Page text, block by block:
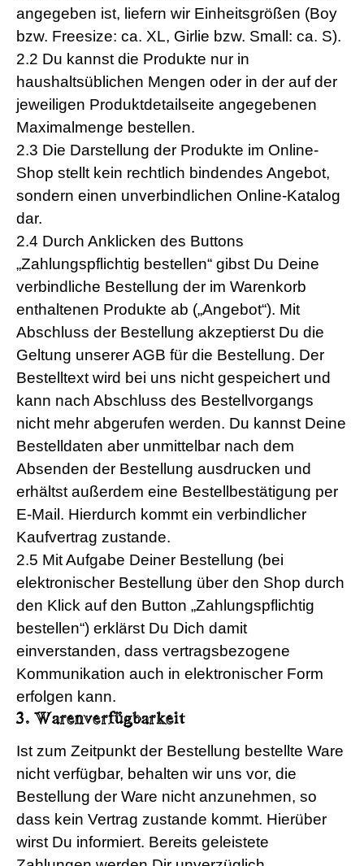
angegeben ist, liefern wir Einheitsgrößen (Boy
bzw. Freesize: ca. XL, Girlie bzw. Small: ca. S).
2.2 Du kannst die Produkte nur in
haushaltsüblichen Mengen oder in der auf der
jeweiligen Produktdetailseite angegebenen
Maximalmenge bestellen.
2.3 Die Darstellung der Produkte im Online-
Shop stellt kein rechtlich bindendes Angebot,
sondern einen unverbindlichen Online-Katalog
dar.
2.4 Durch Anklicken des Buttons
„Zahlungspflichtig bestellen“ gibst Du Deine
verbindliche Bestellung der im Warenkorb
enthaltenen Produkte ab („Angebot“). Mit
Abschluss der Bestellung akzeptierst Du die
Geltung unserer AGB für die Bestellung. Der
Bestelltext wird bei uns nicht gespeichert und
kann nach Abschluss des Bestellvorgangs
nicht mehr abgerufen werden. Du kannst Deine
Bestelldaten aber unmittelbar nach dem
Absenden der Bestellung ausdrucken und
erhältst außerdem eine Bestellbestätigung per
E-Mail. Hierdurch kommt ein verbindlicher
Kaufvertrag zustande.
2.5 Mit Aufgabe Deiner Bestellung (bei
elektronischer Bestellung über den Shop durch
den Klick auf den Button „Zahlungspflichtig
bestellen“) erklärst Du Dich damit
einverstanden, dass vertragsbezogene
Kommunikation auch in elektronischer Form
erfolgen kann.
3. Warenverfügbarkeit
Ist zum Zeitpunkt der Bestellung bestellte Ware
nicht verfügbar, behalten wir uns vor, die
Bestellung der Ware nicht anzunehmen, so
dass kein Vertrag zustande kommt. Hierüber
wirst Du informiert. Bereits geleistete